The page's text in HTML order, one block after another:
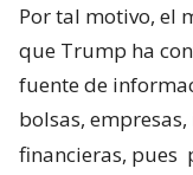
Por tal motivo, el
que Trump ha
fuente de
bolsas,
financieras, pues